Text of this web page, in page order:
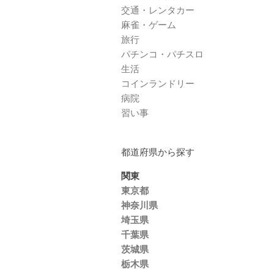
交通・レンタカー
麻雀・ゲーム
旅行
パチンコ・パチスロ
生活
コインランドリー
病院
習い事
都道府県から探す
関東
東京都
神奈川県
埼玉県
千葉県
茨城県
栃木県